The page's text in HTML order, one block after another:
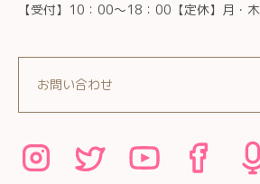
【受付】10：00～18：00【定休】月・木
お問い合わせ